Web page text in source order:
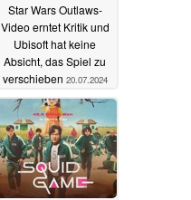
Star Wars Outlaws-
Video erntet Kritik und
Ubisoft hat keine
Absicht, das Spiel zu
verschieben 20.07.2024